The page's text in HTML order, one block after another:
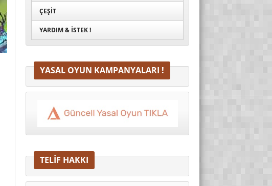
ÇEŞIT
YARDIM & İSTEK !
YASAL OYUN KAMPANYALARI !
TELİF HAKKI